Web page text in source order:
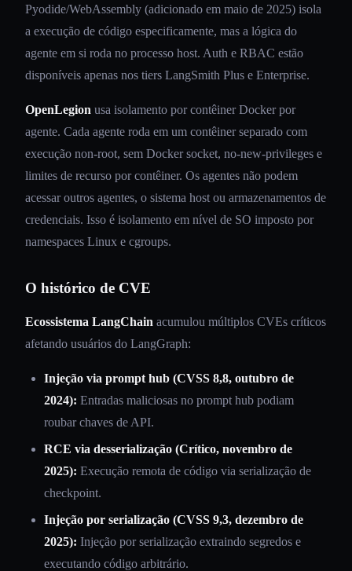
Pyodide/WebAssembly (adicionado em maio de 2025) isola
a execução de código especificamente, mas a lógica do
agente em si roda no processo host. Auth e RBAC estão
disponíveis apenas nos tiers LangSmith Plus e Enterprise.
OpenLegion usa isolamento por contêiner Docker por
agente. Cada agente roda em um contêiner separado com
execução non-root, sem Docker socket, no-new-privileges e
limites de recurso por contêiner. Os agentes não podem
acessar outros agentes, o sistema host ou armazenamentos de
credenciais. Isso é isolamento em nível de SO imposto por
namespaces Linux e cgroups.
O histórico de CVE
Ecossistema LangChain acumulou múltiplos CVEs críticos
afetando usuários do LangGraph:
Injeção via prompt hub (CVSS 8,8, outubro de
2024): Entradas maliciosas no prompt hub podiam
roubar chaves de API.
RCE via desserialização (Crítico, novembro de
2025): Execução remota de código via serialização de
checkpoint.
Injeção por serialização (CVSS 9,3, dezembro de
2025): Injeção por serialização extraindo segredos e
executando código arbitrário.